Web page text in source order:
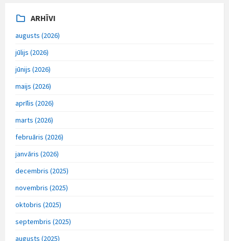
ARHĪVI
augusts (2026)
jūlijs (2026)
jūnijs (2026)
maijs (2026)
aprīlis (2026)
marts (2026)
februāris (2026)
janvāris (2026)
decembris (2025)
novembris (2025)
oktobris (2025)
septembris (2025)
augusts (2025)